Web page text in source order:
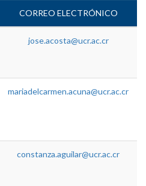
CORREO ELECTRÓNICO
jose.acosta@ucr.ac.cr
mariadelcarmen.acuna@ucr.ac.cr
constanza.aguilar@ucr.ac.cr